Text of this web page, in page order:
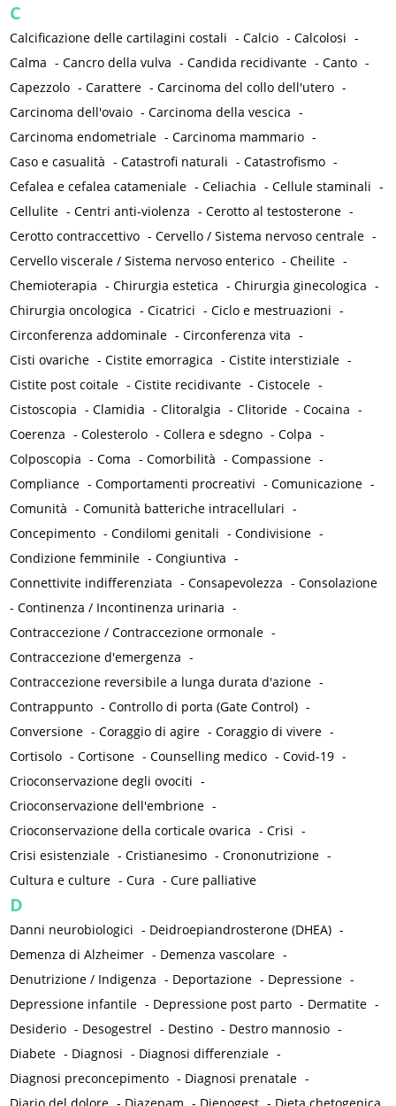
C
Calcificazione delle cartilagini costali -Calcio -Calcolosi -
Calma -Cancro della vulva -Candida recidivante -Canto -
Capezzolo -Carattere -Carcinoma del collo dell'utero -
Carcinoma dell'ovaio -Carcinoma della vescica -
Carcinoma endometriale -Carcinoma mammario -
Caso e casualità -Catastrofi naturali -Catastrofismo -
Cefalea e cefalea catameniale -Celiachia -Cellule staminali -
Cellulite -Centri anti-violenza -Cerotto al testosterone -
Cerotto contraccettivo -Cervello / Sistema nervoso centrale -
Cervello viscerale / Sistema nervoso enterico -Cheilite -
Chemioterapia -Chirurgia estetica -Chirurgia ginecologica -
Chirurgia oncologica -Cicatrici -Ciclo e mestruazioni -
Circonferenza addominale -Circonferenza vita -
Cisti ovariche -Cistite emorragica -Cistite interstiziale -
Cistite post coitale -Cistite recidivante -Cistocele -
Cistoscopia -Clamidia -Clitoralgia -Clitoride -Cocaina -
Coerenza -Colesterolo -Collera e sdegno -Colpa -
Colposcopia -Coma -Comorbilità -Compassione -
Compliance -Comportamenti procreativi -Comunicazione -
Comunità -Comunità batteriche intracellulari -
Concepimento -Condilomi genitali -Condivisione -
Condizione femminile -Congiuntiva -
Connettivite indifferenziata -Consapevolezza -Consolazione
-Continenza / Incontinenza urinaria -
Contraccezione / Contraccezione ormonale -
Contraccezione d'emergenza -
Contraccezione reversibile a lunga durata d'azione -
Contrappunto -Controllo di porta (Gate Control) -
Conversione -Coraggio di agire -Coraggio di vivere -
Cortisolo -Cortisone -Counselling medico -Covid-19 -
Crioconservazione degli ovociti -
Crioconservazione dell'embrione -
Crioconservazione della corticale ovarica -Crisi -
Crisi esistenziale -Cristianesimo -Crononutrizione -
Cultura e culture -Cura -Cure palliative
D
Danni neurobiologici - Deidroepiandrosterone (DHEA) -
Demenza di Alzheimer - Demenza vascolare -
Denutrizione / Indigenza - Deportazione - Depressione -
Depressione infantile - Depressione post parto - Dermatite -
Desiderio - Desogestrel - Destino - Destro mannosio -
Diabete - Diagnosi - Diagnosi differenziale -
Diagnosi preconcepimento - Diagnosi prenatale -